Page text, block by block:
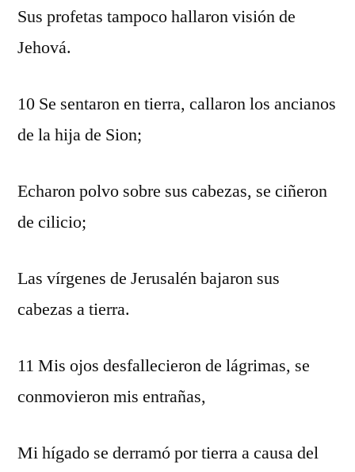
Sus profetas tampoco hallaron visión de
Jehová.
10 Se sentaron en tierra, callaron los ancianos
de la hija de Sion;
Echaron polvo sobre sus cabezas, se ciñeron
de cilicio;
Las vírgenes de Jerusalén bajaron sus
cabezas a tierra.
11 Mis ojos desfallecieron de lágrimas, se
conmovieron mis entrañas,
Mi hígado se derramó por tierra a causa del